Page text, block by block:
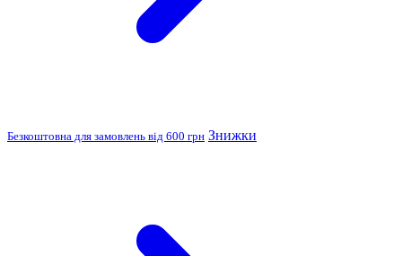
Безкоштовна для замовлень від 600 грн Знижки